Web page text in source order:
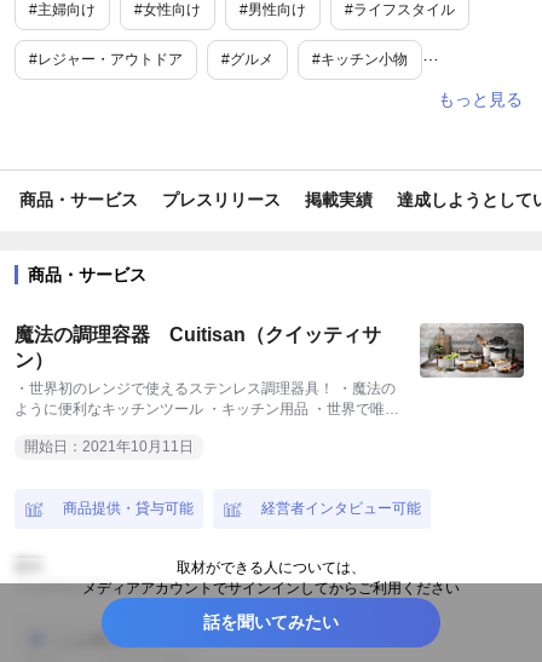
#主婦向け #女性向け #男性向け #ライフスタイル
#レジャー・アウトドア #グルメ #キッチン小物
#日本初
#SDGs・ESG #面白い #新商品・サービス #ユニーク
話を聞いてみたい
商品・サービス プレスリリース 掲載実績 達成しようとして
商品・サービス
魔法の調理容器 Cuitisan（クイッティサ
ン）
・世界初のレンジで使えるステンレス調理器具！ ・魔法の
ように便利なキッチンツール ・キッチン用品 ・世界で唯
料理が美味しくできる ・使捨てプラ容器を卒業し SDGs
ガラスやプラスチックより抗菌性が高く保存やお弁当箱にぴ
開始日：2021年10月11日
商品提供・貸与可能 経営者インタビュー可能
ジェネラルマネージャー
こんな事話せます
取材ができる人については、
メディアアカウントでサインインしてからご利用ください
サインインする